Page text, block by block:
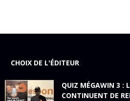
CHOIX DE L'ÉDITEUR
QUIZ MÉGAWIN 3 :
CONTINUENT DE